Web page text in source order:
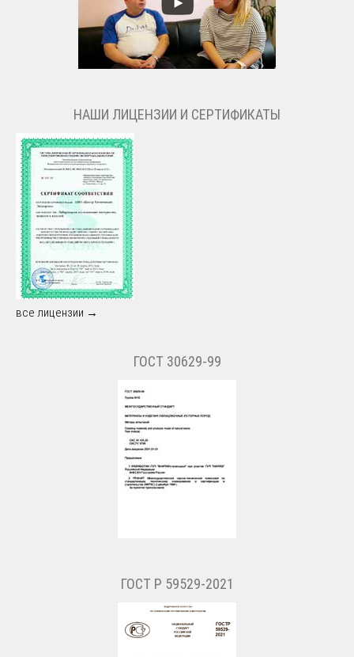
НАШИ ЛИЦЕНЗИИ И СЕРТИФИКАТЫ
все лицензии →
ГОСТ 30629-99
ГОСТ Р 59529-2021